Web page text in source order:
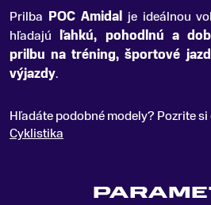
Prilba POC Amidalje ideálnou
hľadajú ľahkú, pohodlnú a
prilbu na tréning, športové
výjazdy.
Hľadáte podobné modely? Pozrite
Cyklistika